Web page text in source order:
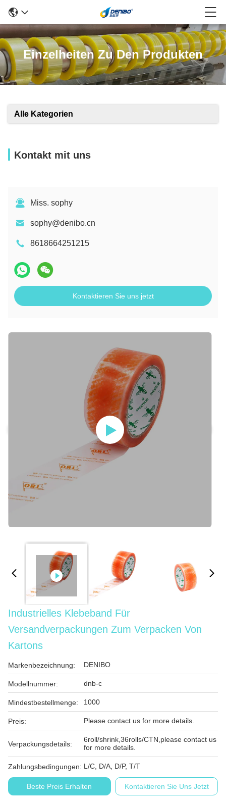
Einzelheiten Zu Den Produkten
Alle Kategorien
Kontakt mit uns
Miss. sophy
sophy@denibo.cn
8618664251215
Kontaktieren Sie uns jetzt
Industrielles Klebeband Für
Versandverpackungen Zum Verpacken Von
Kartons
Markenbezeichnung: DENIBO
Modellnummer: dnb-c
Mindestbestellmenge: 1000
Preis: Please contact us for more details.
Verpackungsdetails:
6roll/shrink,36rolls/CTN,please contact us
for more details.
Zahlungsbedingungen: L/C, D/A, D/P, T/T
Beste Preis Erhalten Kontaktieren Sie Uns Jetzt